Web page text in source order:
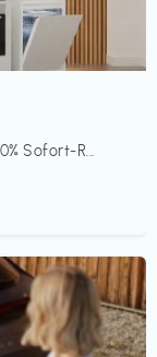
Sofort-R...